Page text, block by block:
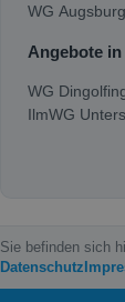
WG Augsburg
Angebote
WG
IlmWG
Sie befinden sich
Datenschutz